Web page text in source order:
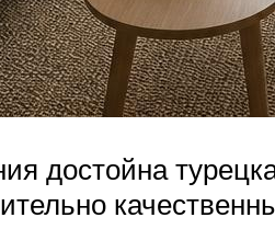
достойна